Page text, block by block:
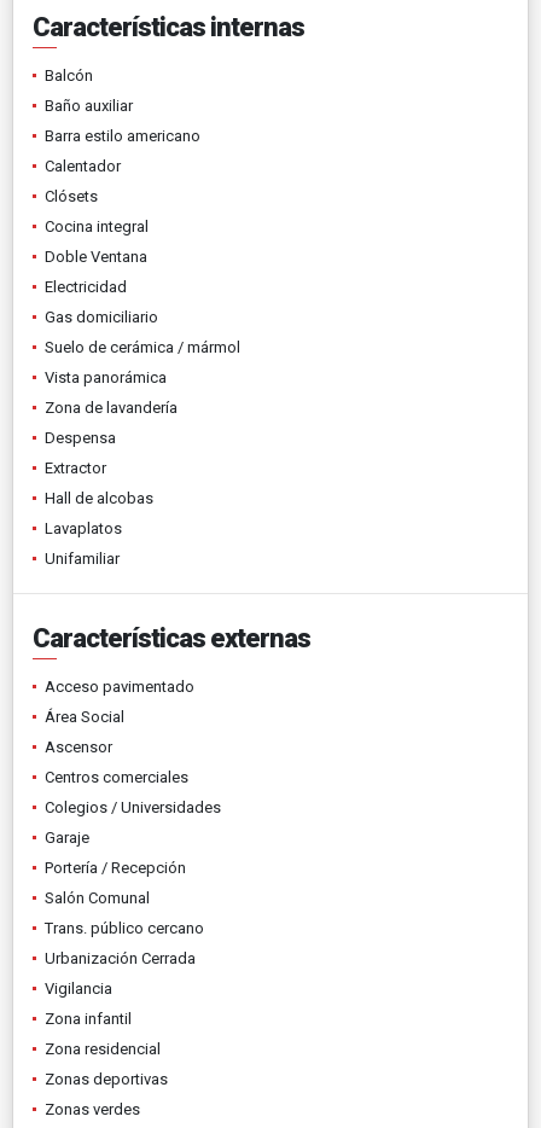
Características internas
Balcón
Baño auxiliar
Barra estilo americano
Calentador
Clósets
Cocina integral
Doble Ventana
Electricidad
Gas domiciliario
Suelo de cerámica / mármol
Vista panorámica
Zona de lavandería
Despensa
Extractor
Hall de alcobas
Lavaplatos
Unifamiliar
Características externas
Acceso pavimentado
Área Social
Ascensor
Centros comerciales
Colegios / Universidades
Garaje
Portería / Recepción
Salón Comunal
Trans. público cercano
Urbanización Cerrada
Vigilancia
Zona infantil
Zona residencial
Zonas deportivas
Zonas verdes